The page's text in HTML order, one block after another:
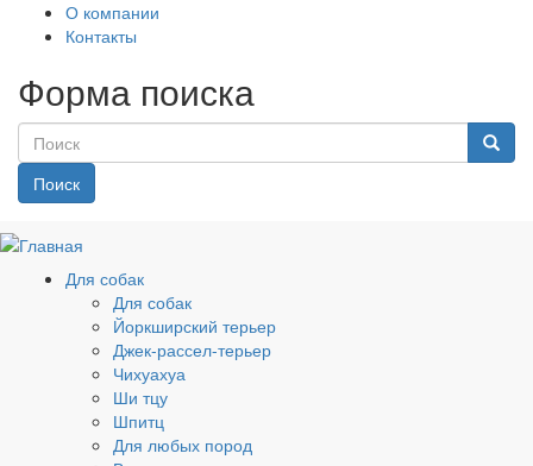
О компании
Контакты
Форма поиска
Поиск
Для собак
Для собак
Йоркширский терьер
Джек-рассел-терьер
Чихуахуа
Ши тцу
Шпитц
Для любых пород